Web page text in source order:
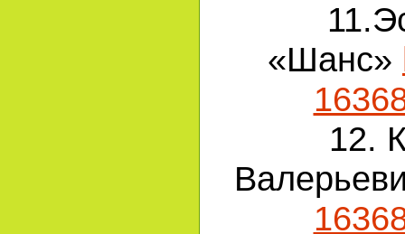
«Шанс»
12.